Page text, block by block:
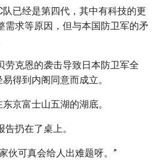
队已经是第四代，其中有科技的更
需求等原因，但与本国防卫军的矛
劳克恩的袭击导致日本防卫军全
得到内阁同意而成立。
京富士山五湖的湖底。
扔在了桌上。
伙可真会给人出难题呀。”